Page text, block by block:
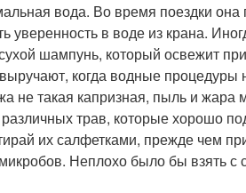
вода. Во время поездки
уверенность в воде из крана.
шампунь, который освежит
когда водные
не такая капризная, пыль и жара
трав, которые хорошо
их салфетками, прежде чем
Неплохо было бы взять с